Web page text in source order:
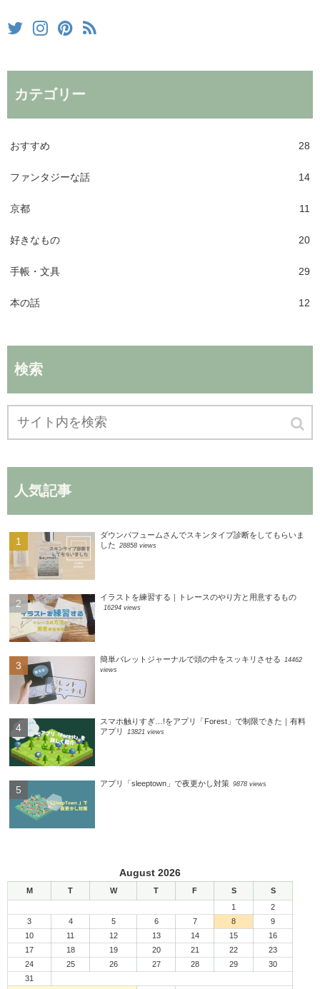
カテゴリー
おすすめ 28
ファンタジーな話 14
京都 11
好きなもの 20
手帳・文具 29
本の話 12
検索
人気記事
ダウンパフュームさんでスキンタイプ診断をしてもらいま
した 28858 views
イラストを練習する｜トレースのやり方と用意するもの
16294 views
簡単バレットジャーナルで頭の中をスッキリさせる
14462
views
スマホ触りすぎ…!をアプリ「Forest」で制限できた｜有料
アプリ
13821 views
アプリ「sleeptown」で夜更かし対策 9878 views
August 2026
M T W T F S S
1
2
3
4 5 6 7 8
9
10
11 12 13 14 15
16
17
18 19 20 21 22
23
24
25 26 27 28 29
30
31